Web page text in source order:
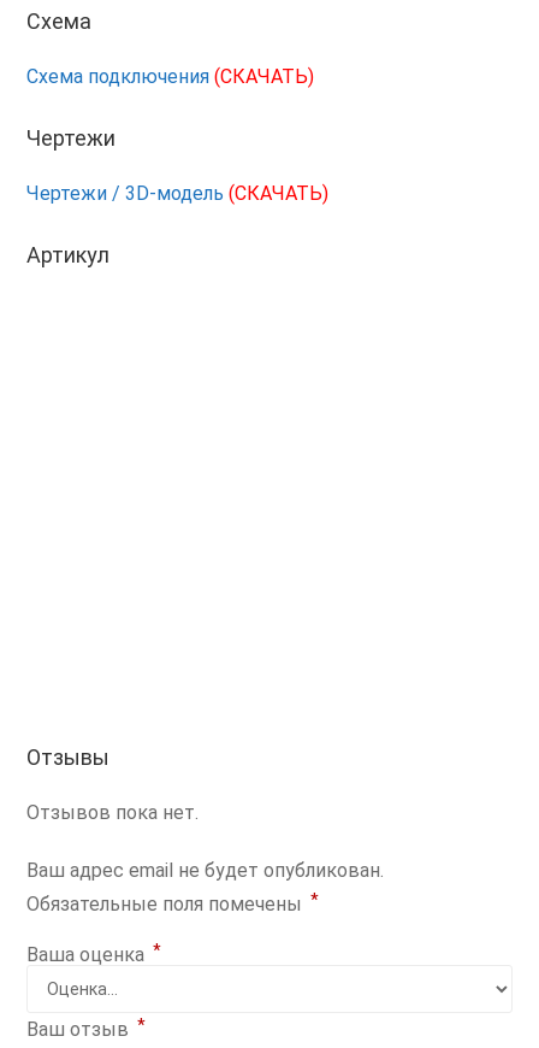
Схема
Схема подключения(СКАЧАТЬ)
Чертежи
Чертежи / 3D-модель(СКАЧАТЬ)
Артикул
Отзывы
Отзывов пока нет.
Ваш адрес email не будет опубликован.
Обязательные поля помечены *
Ваша оценка *
Ваш отзыв *